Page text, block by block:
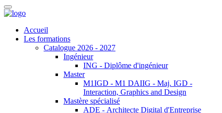
Accueil
Les formations
Catalogue 2026 - 2027
Ingénieur
ING - Diplôme d'ingénieur
Master
M1IGD - M1 DAIIG - Maj. IGD -
Interaction, Graphics and Design
Mastère spécialisé
ADE - Architecte Digital d'Entreprise